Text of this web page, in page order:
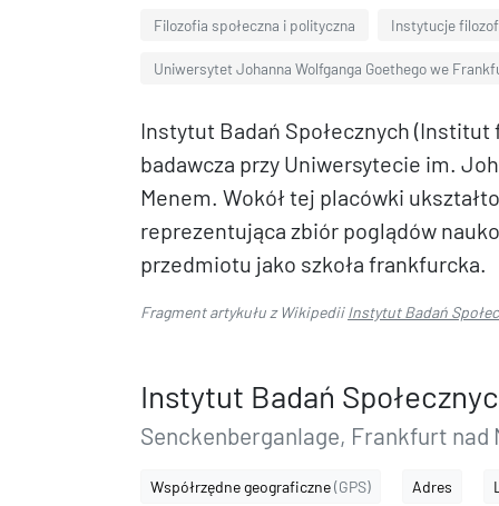
Filozofia społeczna i polityczna Instytucje
Uniwersytet Johanna Wolfganga Goethego we
Instytut Badań Społecznych
badawcza przy Uniwersytecie im.
Menem. Wokół tej placówki
reprezentująca zbiór poglądów
przedmiotu jako szkoła frankfurcka.
Fragment artykułu z WikipediiInstytut Badań
Instytut Badań
Senckenberganlage, Frankfurt nad
Współrzędne geograficzne(GPS) Adres